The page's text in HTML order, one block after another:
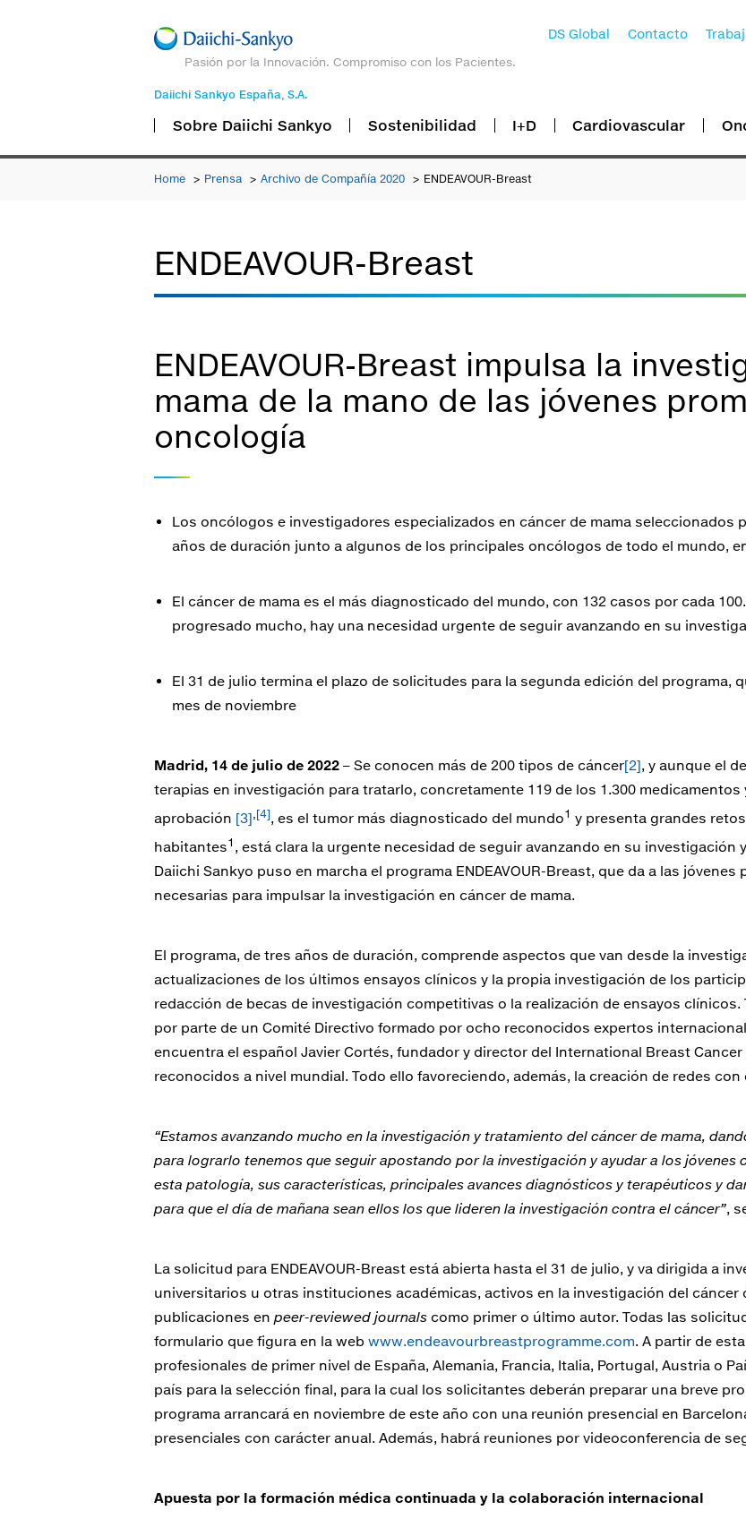
Pasión por la Innovación. Compromiso con los Pacientes.
DS Global Contacto
Daiichi Sankyo España, S.A.
Sobre Daiichi Sankyo Sostenibilidad I+D Cardiovascular
Home Prensa Archivo de Compañía 2020 ENDEAVOUR-Breast
ENDEAVOUR-Breast
ENDEAVOUR-Breast impulsa la
mama de la mano de las jóvenes
oncología
Los oncólogos e investigadores especializados en cáncer de mama seleccionados
años de duración junto a algunos de los principales oncólogos de todo el mundo,
El cáncer de mama es el más diagnosticado del mundo, con 132 casos por cada
progresado mucho, hay una necesidad urgente de seguir avanzando en su
El 31 de julio termina el plazo de solicitudes para la segunda edición del programa,
mes de noviembre
Madrid, 14 de julio de 2022 – Se conocen más de 200 tipos de cáncer[2], y aunque el
terapias en investigación para tratarlo, concretamente 119 de los 1.300
aprobación [3] [4], es el tumor más diagnosticado del mundo1 y presenta grandes
habitantes1 , está clara la urgente necesidad de seguir avanzando en su investigación
Daiichi Sankyo puso en marcha el programa ENDEAVOUR-Breast, que da a las
necesarias para impulsar la investigación en cáncer de mama.
El programa, de tres años de duración, comprende aspectos que van desde la
actualizaciones de los últimos ensayos clínicos y la propia investigación de los
redacción de becas de investigación competitivas o la realización de ensayos
por parte de un Comité Directivo formado por ocho reconocidos expertos
encuentra el español Javier Cortés, fundador y director del International Breast
reconocidos a nivel mundial. Todo ello favoreciendo, además, la creación de redes
“Estamos avanzando mucho en la investigación y tratamiento del cáncer de mama,
para lograrlo tenemos que seguir apostando por la investigación y ayudar a los
esta patología, sus características, principales avances diagnósticos y terapéuticos y
para que el día de mañana sean ellos los que lideren la investigación contra el cáncer”,
La solicitud para ENDEAVOUR-Breast está abierta hasta el 31 de julio, y va dirigida a
universitarios u otras instituciones académicas, activos en la investigación del cáncer
publicaciones en peer-reviewed journals como primer o último autor. Todas las
formulario que figura en la web www.endeavourbreastprogramme.com. A partir de
profesionales de primer nivel de España, Alemania, Francia, Italia, Portugal, Austria o
país para la selección final, para la cual los solicitantes deberán preparar una breve
programa arrancará en noviembre de este año con una reunión presencial en
presenciales con carácter anual. Además, habrá reuniones por videoconferencia de
Apuesta por la formación médica continuada y la colaboración internacional